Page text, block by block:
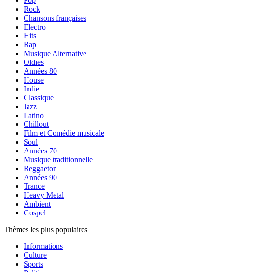
Rock
Chansons françaises
Electro
Hits
Rap
Musique Alternative
Oldies
Années 80
House
Indie
Classique
Jazz
Latino
Chillout
Film et Comédie musicale
Soul
Années 70
Musique traditionnelle
Reggaeton
Années 90
Trance
Heavy Metal
Ambient
Gospel
Thèmes les plus populaires
Informations
Culture
Sports